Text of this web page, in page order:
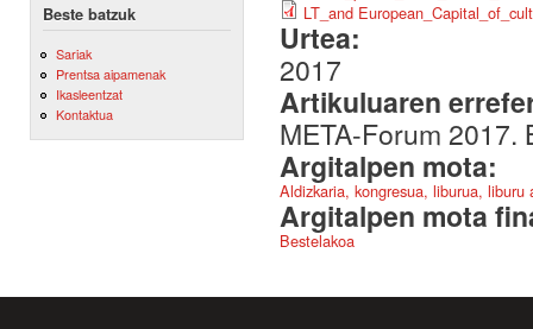
Beste batzuk
Sariak
Prentsa aipamenak
Ikasleentzat
Kontaktua
LT_and
Urtea:
2017
Artikuluaren
META-Forum
Argitalpen mota:
Aldizkaria, kongresua, liburua,
Argitalpen mota
Bestelakoa